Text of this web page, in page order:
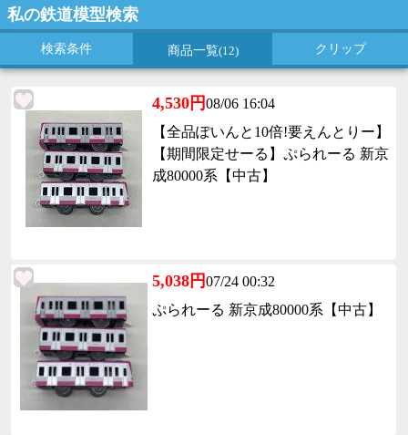
私の鉄道模型検索
検索条件 商品一覧(12) クリップ
4,530円08/06 16:04
【全品ぽいんと10倍!要えんとりー】
【期間限定せーる】ぷられーる 新京
成80000系【中古】
5,038円07/24 00:32
ぷられーる 新京成80000系【中古】